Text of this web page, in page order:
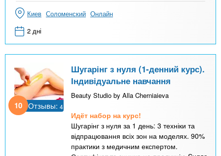
Киев Соломенский Онлайн
2 дні
10 Отзывы: 4
Шугарінг з нуля (1-денний курс).
Індивідуальне навчання
Beauty Studio by Alla Cherniaieva
Идёт набор на курс!
Шугарінг з нуля за 1 день: 3 техніки та
відпрацювання всіх зон на моделях. 90%
практики з медичним експертом.